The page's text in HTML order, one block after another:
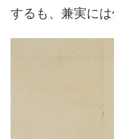
するも、兼実には